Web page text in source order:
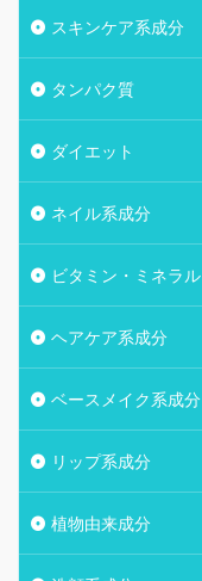
スキンケア系成分
タンパク質
ダイエット
ネイル系成分
ビタミン・ミネラル
ヘアケア系成分
ベースメイク系成分
リップ系成分
植物由来成分